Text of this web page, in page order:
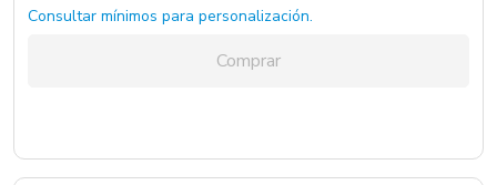
Consultar mínimos para personalización.
Comprar